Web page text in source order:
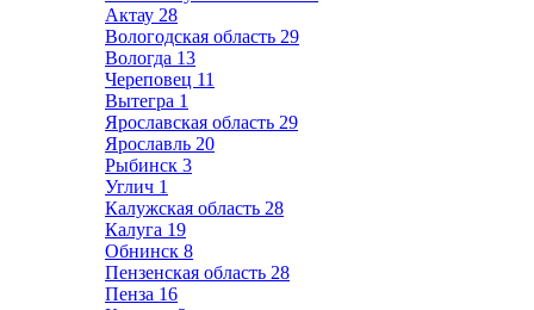
Актау 28
Вологодская область 29
Вологда 13
Череповец 11
Вытегра 1
Ярославская область 29
Ярославль 20
Рыбинск 3
Углич 1
Калужская область 28
Калуга 19
Обнинск 8
Пензенская область 28
Пенза 16